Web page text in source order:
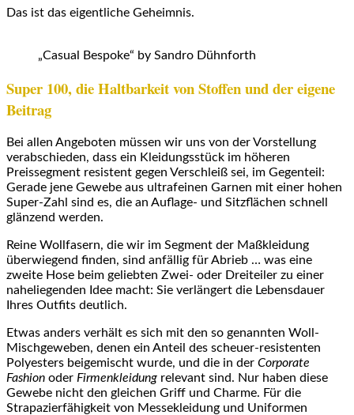
Das ist das eigentliche Geheimnis.
„Casual Bespoke“ by Sandro Dühnforth
Super 100, die Haltbarkeit von Stoffen und der eigene
Beitrag
Bei allen Angeboten müssen wir uns von der Vorstellung
verabschieden, dass ein Kleidungsstück im höheren
Preissegment resistent gegen Verschleiß sei, im Gegenteil:
Gerade jene Gewebe aus ultrafeinen Garnen mit einer hohen
Super-Zahl sind es, die an Auflage- und Sitzflächen schnell
glänzend werden.
Reine Wollfasern, die wir im Segment der Maßkleidung
überwiegend finden, sind anfällig für Abrieb … was eine
zweite Hose beim geliebten Zwei- oder Dreiteiler zu einer
naheliegenden Idee macht: Sie verlängert die Lebensdauer
Ihres Outfits deutlich.
Etwas anders verhält es sich mit den so genannten Woll-
Mischgeweben, denen ein Anteil des scheuer-resistenten
Polyesters beigemischt wurde, und die in der Corporate
Fashion oder Firmenkleidung relevant sind. Nur haben diese
Gewebe nicht den gleichen Griff und Charme. Für die
Strapazierfähigkeit von Messekleidung und Uniformen